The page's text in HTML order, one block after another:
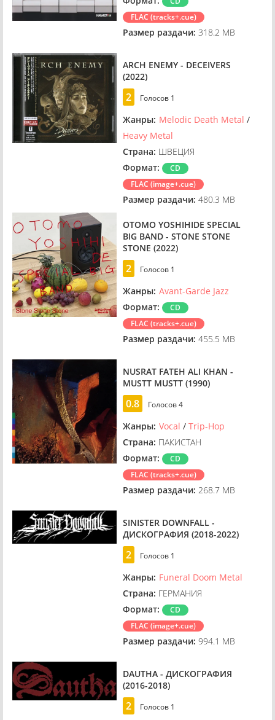
FLAC (tracks+.cue)
Размер раздачи: 318.2 MB
ARCH ENEMY - DECEIVERS
(2022)
2 Голосов 1
Жанры: Melodic Death Metal /
Heavy Metal
Страна: ШВЕЦИЯ
Формат:
CD
FLAC (image+.cue)
Размер раздачи: 480.3 MB
OTOMO YOSHIHIDE SPECIAL
BIG BAND - STONE STONE
STONE (2022)
2 Голосов 1
Жанры: Avant-Garde Jazz
Формат:
CD
FLAC (tracks+.cue)
Размер раздачи: 455.5 MB
NUSRAT FATEH ALI KHAN -
MUSTT MUSTT (1990)
0.8 Голосов4
Жанры: Vocal / Trip-Hop
Страна: ПАКИСТАН
Формат:
CD
FLAC (tracks+.cue)
Размер раздачи: 268.7 MB
SINISTER DOWNFALL -
ДИСКОГРАФИЯ (2018-2022)
2 Голосов 1
Жанры: Funeral Doom Metal
Страна: ГЕРМАНИЯ
Формат:
CD
FLAC (image+.cue)
Размер раздачи: 994.1 MB
DAUTHA - ДИСКОГРАФИЯ
(2016-2018)
2 Голосов 1